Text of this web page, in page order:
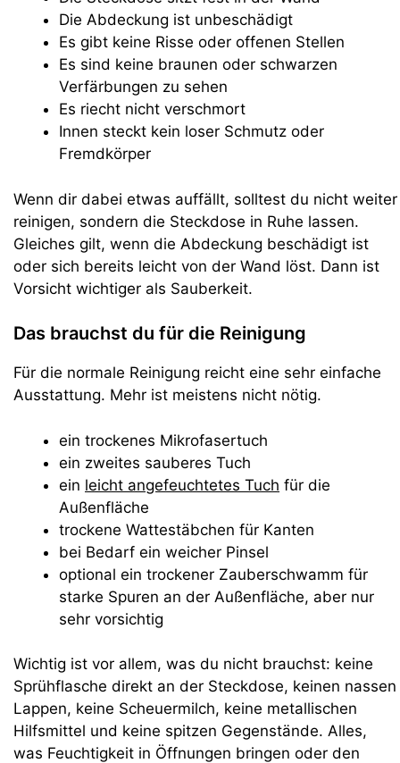
Die Abdeckung ist unbeschädigt
Es gibt keine Risse oder offenen Stellen
Es sind keine braunen oder schwarzen
Verfärbungen zu sehen
Es riecht nicht verschmort
Innen steckt kein loser Schmutz oder
Fremdkörper
Wenn dir dabei etwas auffällt, solltest du nicht weiter
reinigen, sondern die Steckdose in Ruhe lassen.
Gleiches gilt, wenn die Abdeckung beschädigt ist
oder sich bereits leicht von der Wand löst. Dann ist
Vorsicht wichtiger als Sauberkeit.
Das brauchst du für die Reinigung
Für die normale Reinigung reicht eine sehr einfache
Ausstattung. Mehr ist meistens nicht nötig.
ein trockenes Mikrofasertuch
ein zweites sauberes Tuch
ein leicht angefeuchtetes Tuch für die
Außenfläche
trockene Wattestäbchen für Kanten
bei Bedarf ein weicher Pinsel
optional ein trockener Zauberschwamm für
starke Spuren an der Außenfläche, aber nur
sehr vorsichtig
Wichtig ist vor allem, was du nicht brauchst: keine
Sprühflasche direkt an der Steckdose, keinen nassen
Lappen, keine Scheuermilch, keine metallischen
Hilfsmittel und keine spitzen Gegenstände. Alles,
was Feuchtigkeit in Öffnungen bringen oder den